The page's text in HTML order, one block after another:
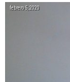
febrero 5, 2020